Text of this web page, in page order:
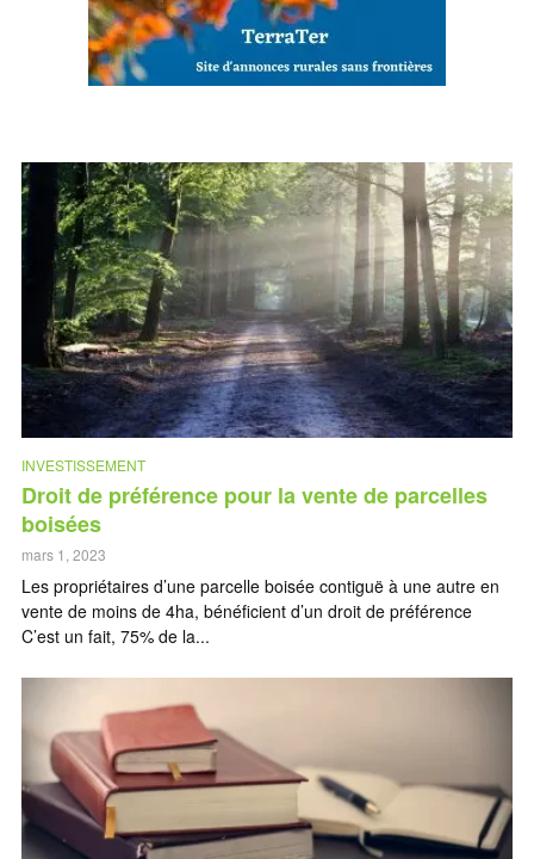
INVESTISSEMENT
Droit de préférence pour la vente de parcelles
boisées
mars 1, 2023
Les propriétaires d’une parcelle boisée contiguë à une autre en
vente de moins de 4ha, bénéficient d’un droit de préférence
C’est un fait, 75% de la...